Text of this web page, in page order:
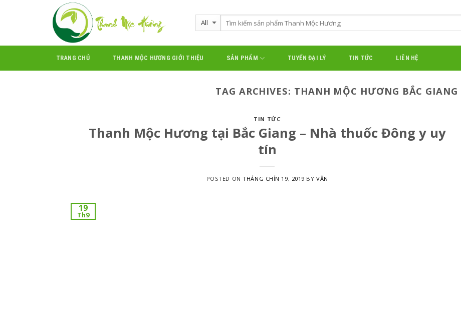
TRANG CHỦ THANH MỘC HƯƠNG GIỚI THIỆU SẢN PHẨM TUYỂN ĐẠI LÝ TIN TỨC LIÊN HỆ
TAG ARCHIVES: THANH MỘC HƯƠNG BẮC GIANG
TIN TỨC
Thanh Mộc Hương tại Bắc Giang – Nhà thuốc Đông y uy
tín
POSTED ONTHÁNG CHÍN 19, 2019 BYVÂN
19
Th9